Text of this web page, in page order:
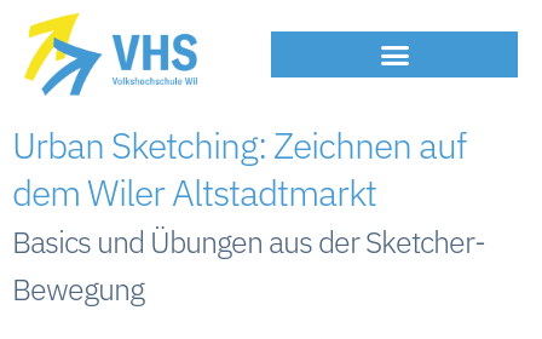
Urban Sketching: Zeichnen auf
dem Wiler Altstadtmarkt
Basics und Übungen aus der Sketcher-
Bewegung